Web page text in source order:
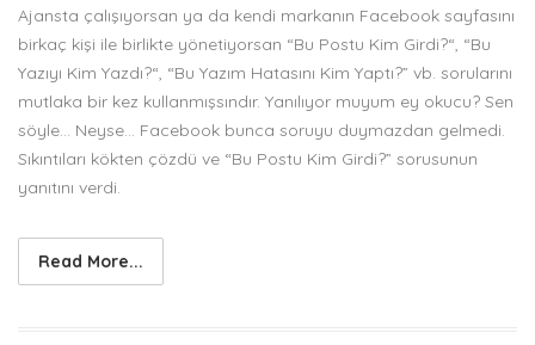
Ajansta çalışıyorsan ya da kendi markanın Facebook sayfasını
birkaç kişi ile birlikte yönetiyorsan “Bu Postu Kim Girdi?“, “Bu
Yazıyı Kim Yazdı?“, “Bu Yazım Hatasını Kim Yaptı?” vb. sorularını
mutlaka bir kez kullanmışsındır. Yanılıyor muyum ey okucu? Sen
söyle… Neyse… Facebook bunca soruyu duymazdan gelmedi.
Sıkıntıları kökten çözdü ve “Bu Postu Kim Girdi?” sorusunun
yanıtını verdi.
Read More...